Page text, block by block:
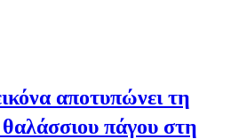
αποτυπώνει τη
πάγου στη